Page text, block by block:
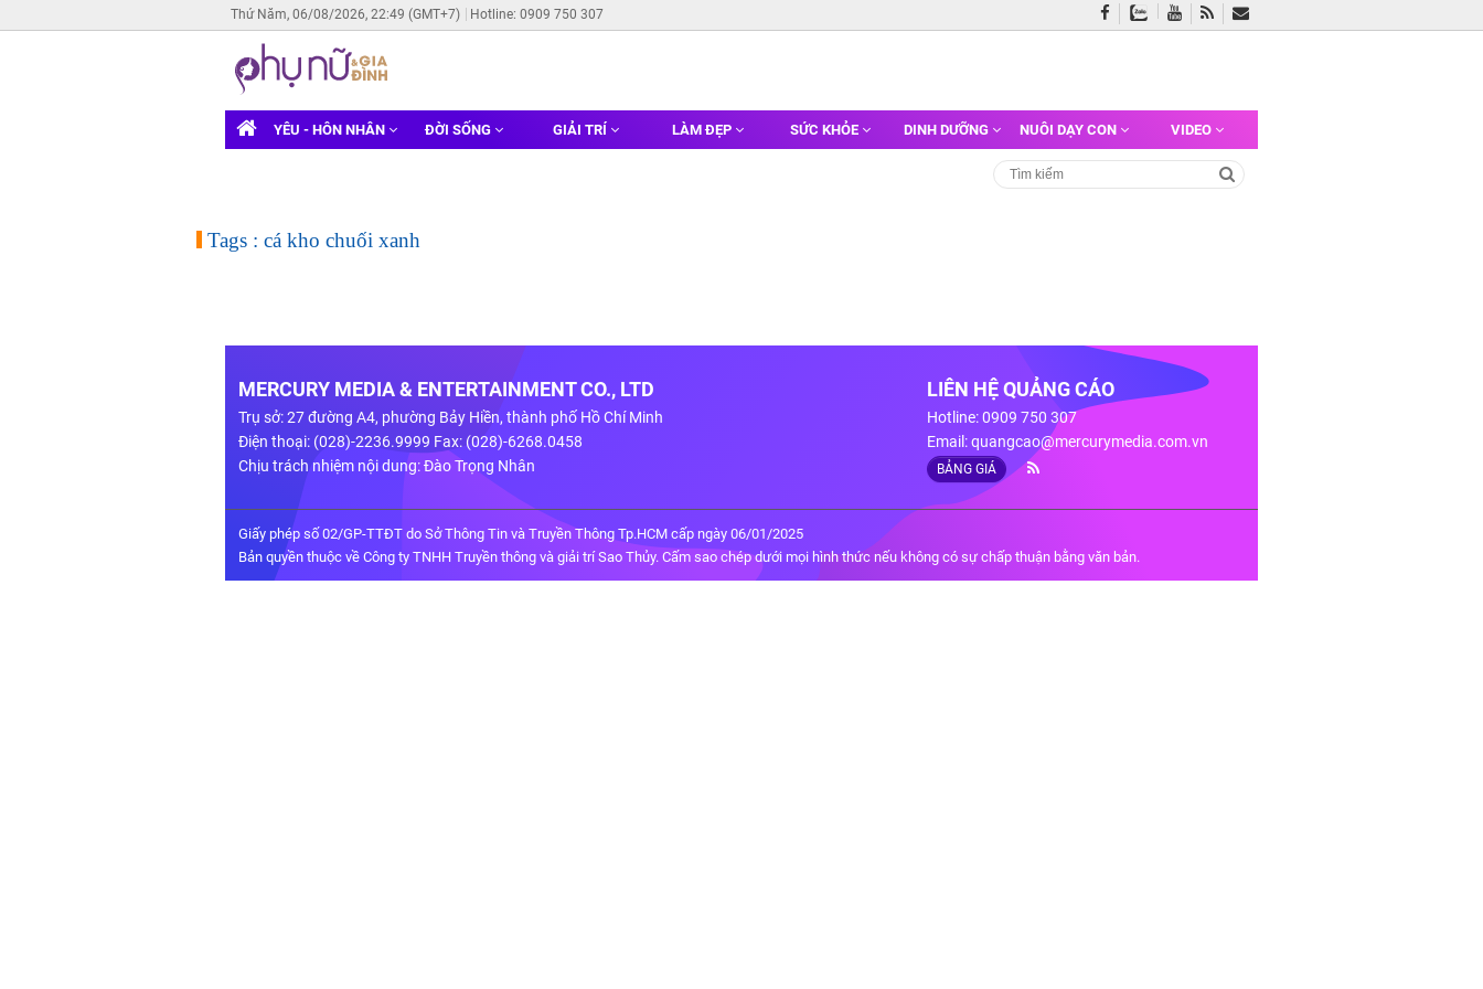
Thứ Năm, 06/08/2026, 22:49 (GMT+7) Hotline: 0909 750 307
YÊU - HÔN NHÂN ĐỜI SỐNG GIẢI TRÍ LÀM ĐẸP SỨC KHỎE DINH DƯỠNG NUÔI DẠY CON VIDEO
Tags : cá kho chuối xanh
MERCURY MEDIA & ENTERTAINMENT CO., LTD
Trụ sở: 27 đường A4, phường Bảy Hiền, thành phố Hồ Chí Minh
Điện thoại: (028)-2236.9999 Fax: (028)-6268.0458
Chịu trách nhiệm nội dung: Đào Trọng Nhân
LIÊN HỆ QUẢNG CÁO
Hotline: 0909 750 307
Email:quangcao@mercurymedia.com.vn
BẢNG GIÁ
Giấy phép số 02/GP-TTĐT do Sở Thông Tin và Truyền Thông Tp.HCM cấp ngày 06/01/2025
Bản quyền thuộc về Công ty TNHH Truyền thông và giải trí Sao Thủy. Cấm sao chép dưới mọi hình thức nếu không có sự chấp thuận bằng văn bản.